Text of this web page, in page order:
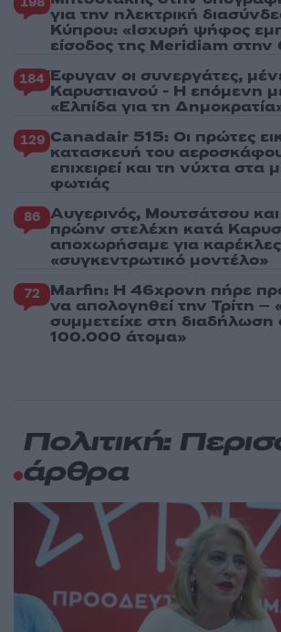
για την ηλεκτρική
Κύπρου: «Ισχυρή ψήφος
είσοδος της Meridiam στην
184 Έφυγαν οι συνεργάτες,
Καρυστιανού - Η επόμενη
«Ελπίδα για τη
129 Canadair 515: Οι πρώτες
κατασκευή του
επιχειρεί και τη νύχτα στα
φωτιάς
86 Αυγερινός, Μουτσάτσου
πρώην στελέχη κατά
αποχωρήσαμε για
«συγκεντρωτικό μοντέλο»
72 Marfin: Η 46χρονη πήρε
να απολογηθεί την Τρίτη –
συμμετείχε στη διαδήλωση
100.000 άτομα»
Πολιτική:
άρθρα